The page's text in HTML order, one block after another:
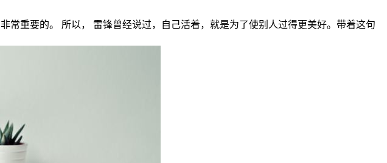
重要的。 所以， 雷锋曾经说过，自己活着，就是为了使别人过得更美好。带着这句